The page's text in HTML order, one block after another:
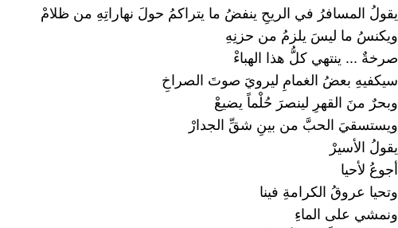
يقولُ المسافرُ في الريحِ ينفضُ ما يتراكمُ حولَ نهاراتِهِ من ظلامْ
ويكنسُ ما ليسَ يلزمُ من حزنِهِ
صرخةٌ ... ينتهي كلُّ هذا الهباءْ
سيكفيهِ بعضُ الغمامِ ليرويَ صوتَ الصراخِ
وبحرٌ منَ القهرِ لينصرَ حُلْماً يضيعْ
ويستسقيَ الحبَّ من بينِ شقِّ الجدارْ
يقولُ الأسيرْ
أجوعُ لأحيا
وتحيا عروقُ الكرامةِ فينا
ونمشي على الماءِ